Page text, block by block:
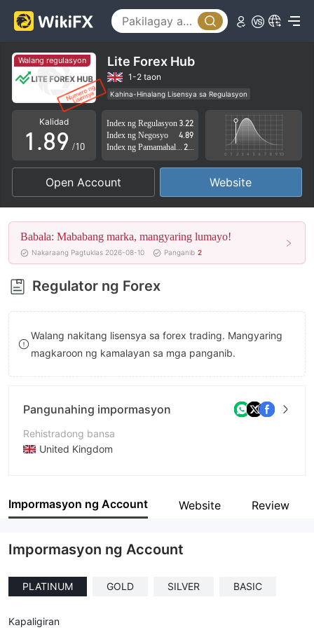
Walang regulasyon Lite Forex Hub
1-2 taon
Kahina-Hinalang Lisensya sa Regulasyon
Kahina-hinalang saklaw ng Negosyo
Mataas na potensyal na peligro
Kalidad
0
1
2
3
4
5
6
7
8
9
.
4
5
6
7
8
9
5
6
7
8
9 /10
Index ng Regulasyon 3.22
Index ng Negosyo
4.89
2.59
Open Account Website
Babala: Mababang marka, mangyaring lumayo!
Nakaraang Pagtuklas 2026-08-10 Panganib 2
Regulator ng Forex
Walang nakitang lisensya sa forex trading. Mangyaring
magkaroon ng kamalayan sa mga panganib.
Pangunahing impormasyon
Rehistradong bansa
United Kingdom
Kumpanya
Impormasyon ng Account Website Review
Impormasyon ng Account
PLATINUM GOLD SILVER BASIC
Kapaligiran